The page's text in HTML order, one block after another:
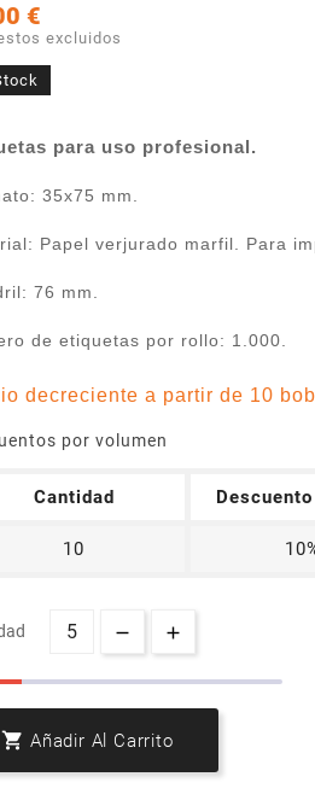
€
excluidos
para uso profesional.
35x75 mm.
Papel verjurado marfil. Para
76 mm.
de etiquetas por rollo: 1.000.
decreciente a partir de 10
por volumen
Cantidad
10
 Añadir Al Carrito